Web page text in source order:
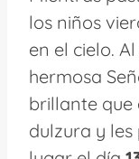
los niños
en el cielo.
hermosa
brillante que
dulzura y